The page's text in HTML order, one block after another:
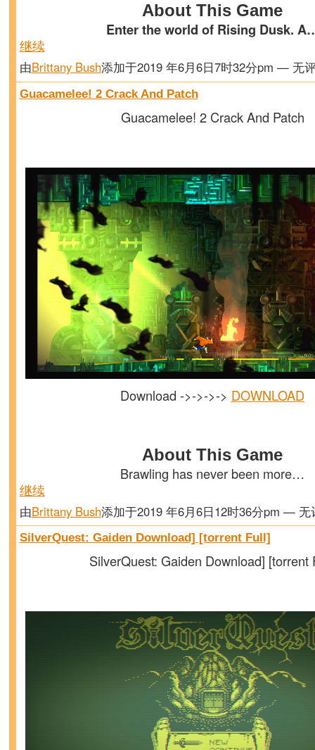
About This Game
Enter the world of Rising Dusk.
继续
由Brittany Bush添加于2019 年6月6日7时32分pm — 无
Guacamelee! 2 Crack And Patch
Guacamelee! 2 Crack And Patch
Download ->->->-> DOWNLOAD
About This Game
Brawling has never been more…
继续
由Brittany Bush添加于2019 年6月6日12时36分pm — 无
SilverQuest: Gaiden Download] [torrent Full]
SilverQuest: Gaiden Download] [torrent